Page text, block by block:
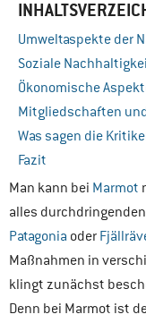
Umweltaspekte der
Soziale
Ökonomische
Mitgliedschaften
Was sagen die
Fazit
Man kann bei Marmot
alles
Patagonia oder
Maßnahmen in
klingt zunächst
Denn bei Marmot ist